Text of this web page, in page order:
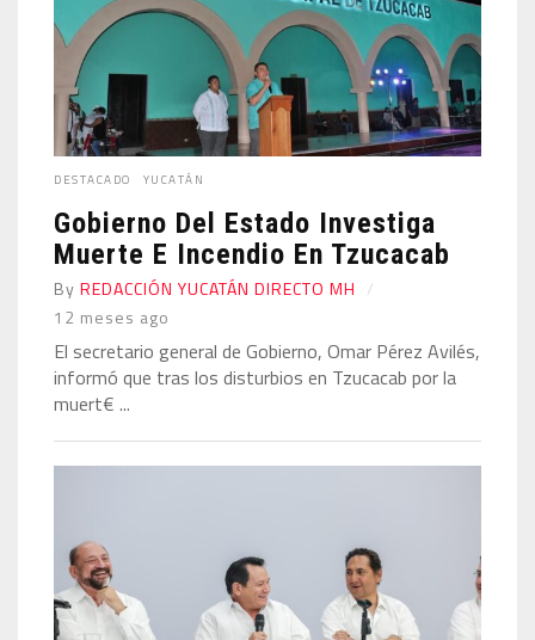
DESTACADO YUCATÁN
Gobierno Del Estado Investiga
Muerte E Incendio En Tzucacab
By REDACCIÓN YUCATÁN DIRECTO MH
12 meses ago
El secretario general de Gobierno, Omar Pérez Avilés,
informó que tras los disturbios en Tzucacab por la
muert€ ...